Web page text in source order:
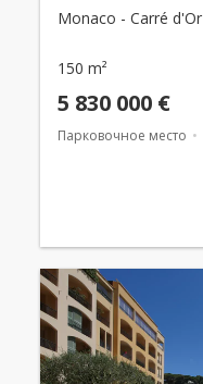
Monaco - Carré d'Or
150 m²
5 830 000 €
Парковочное место